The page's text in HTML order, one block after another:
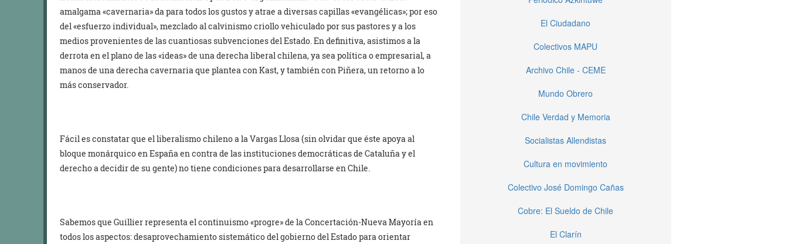
amalgama «cavernaria» da para todos los gustos y atrae a diversas capillas «evangélicas»; por eso
del «esfuerzo individual», mezclado al calvinismo criollo vehiculado por sus pastores y a los
medios provenientes de las cuantiosas subvenciones del Estado. En definitiva, asistimos a la
derrota en el plano de las «ideas» de una derecha liberal chilena, ya sea política o empresarial, a
manos de una derecha cavernaria que plantea con Kast, y también con Piñera, un retorno a lo
más conservador.
Fácil es constatar que el liberalismo chileno a la Vargas Llosa (sin olvidar que éste apoya al
bloque monárquico en España en contra de las instituciones democráticas de Cataluña y el
derecho a decidir de su gente) no tiene condiciones para desarrollarse en Chile.
Sabemos que Guillier representa el continuismo «progre» de la Concertación-Nueva Mayoría en
todos los aspectos: desaprovechamiento sistemático del gobierno del Estado para orientar
El Ciudadano
Colectivos MAPU
Archivo Chile - CEME
Mundo Obrero
Chile Verdad y Memoria
Socialistas Allendistas
Cultura en movimiento
Colectivo José Domingo Cañas
Cobre: El Sueldo de Chile
El Clarín